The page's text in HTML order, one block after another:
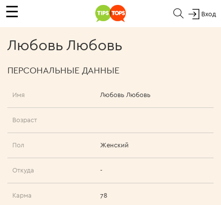
☰ Вход
Любовь Любовь
ПЕРСОНАЛЬНЫЕ ДАННЫЕ
Имя Любовь Любовь
Возраст
Пол Женский
Откуда -
Карма 78